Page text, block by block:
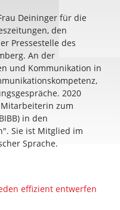
Deininger für die
den
Pressestelle des
An der
und Kommunikation in
2020
zum
in den
Sie ist Mitglied im
Sprache.
effizient entwerfen